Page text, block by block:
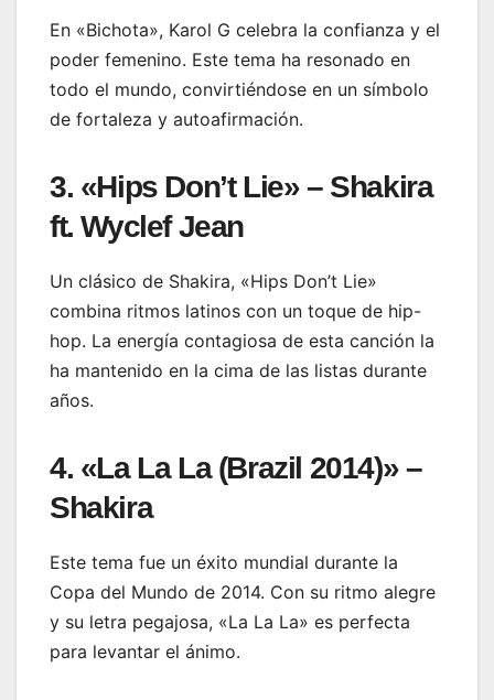
En «Bichota», Karol G celebra la confianza y el
poder femenino. Este tema ha resonado en
todo el mundo, convirtiéndose en un símbolo
de fortaleza y autoafirmación.
3. «Hips Don’t Lie» – Shakira
ft. Wyclef Jean
Un clásico de Shakira, «Hips Don’t Lie»
combina ritmos latinos con un toque de hip-
hop. La energía contagiosa de esta canción la
ha mantenido en la cima de las listas durante
años.
4. «La La La (Brazil 2014)» –
Shakira
Este tema fue un éxito mundial durante la
Copa del Mundo de 2014. Con su ritmo alegre
y su letra pegajosa, «La La La» es perfecta
para levantar el ánimo.